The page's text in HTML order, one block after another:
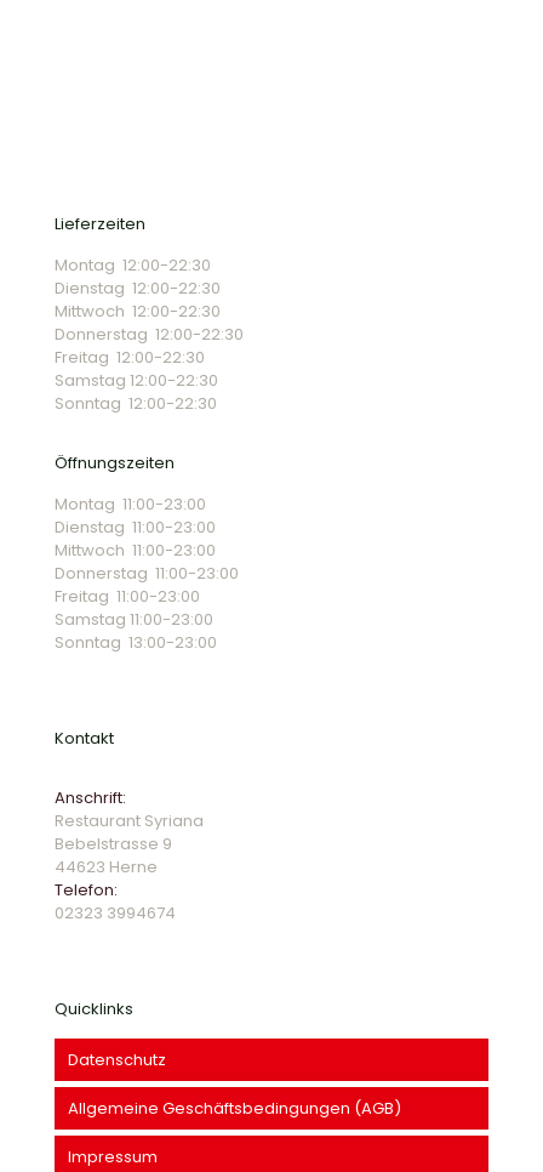
Lieferzeiten
Montag 12:00-22:30
Dienstag 12:00-22:30
Mittwoch 12:00-22:30
Donnerstag 12:00-22:30
Freitag 12:00-22:30
Samstag 12:00-22:30
Sonntag 12:00-22:30
Öffnungszeiten
Montag 11:00-23:00
Dienstag 11:00-23:00
Mittwoch 11:00-23:00
Donnerstag 11:00-23:00
Freitag 11:00-23:00
Samstag 11:00-23:00
Sonntag 13:00-23:00
Kontakt
Anschrift:
Restaurant Syriana
Bebelstrasse 9
44623 Herne
Telefon:
02323 3994674
Quicklinks
Datenschutz
Allgemeine Geschäftsbedingungen (AGB)
Impressum